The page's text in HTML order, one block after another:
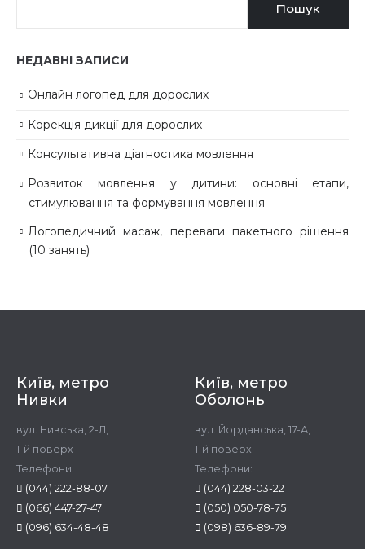
Пошук
НЕДАВНІ ЗАПИСИ
Онлайн логопед для дорослих
Корекція дикції для дорослих
Консультативна діагностика мовлення
Розвиток мовлення у дитини: основні етапи,
стимулювання та формування мовлення
Логопедичний масаж, переваги пакетного рішення
(10 занять)
Київ, метро
Нивки
вул. Нивська, 2-Л,
1-й поверх
Телефони:
(044) 222-88-07
(066) 447-27-47
(096) 634-48-48
Київ, метро
Оболонь
вул. Йорданська, 17-А,
1-й поверх
Телефони:
(044) 228-03-22
(050) 050-78-75
(098) 636-89-79